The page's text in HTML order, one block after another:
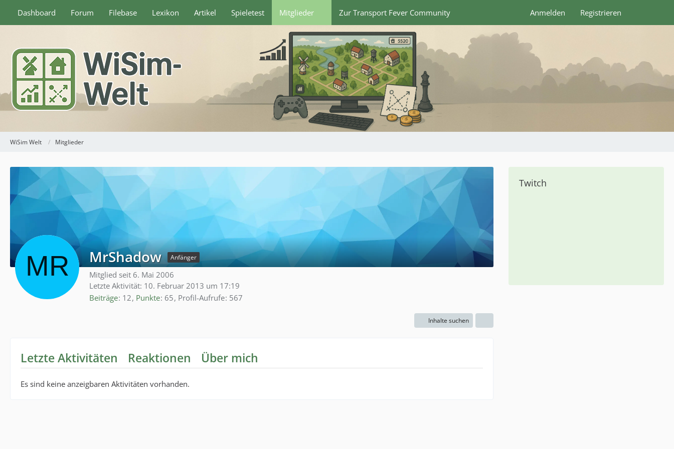
Dashboard Forum Filebase Lexikon Artikel Spieletest Mitglieder Zur Transport Fever Community Anmelden Registrieren
WiSim Welt Mitglieder
MrShadow Anfänger
Mitglied seit 6. Mai 2006
Letzte Aktivität: 10. Februar 2013 um 17:19
Beiträge 12 Punkte 65 Profil-Aufrufe 567
Inhalte suchen
Letzte Aktivitäten Reaktionen Über mich
Es sind keine anzeigbaren Aktivitäten vorhanden.
Twitch